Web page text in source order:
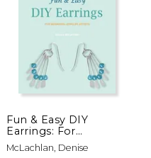
Fun & Easy DIY
Earrings: For
Beginning Jewelry
Artists (en Inglés)
McLachlan, Denise